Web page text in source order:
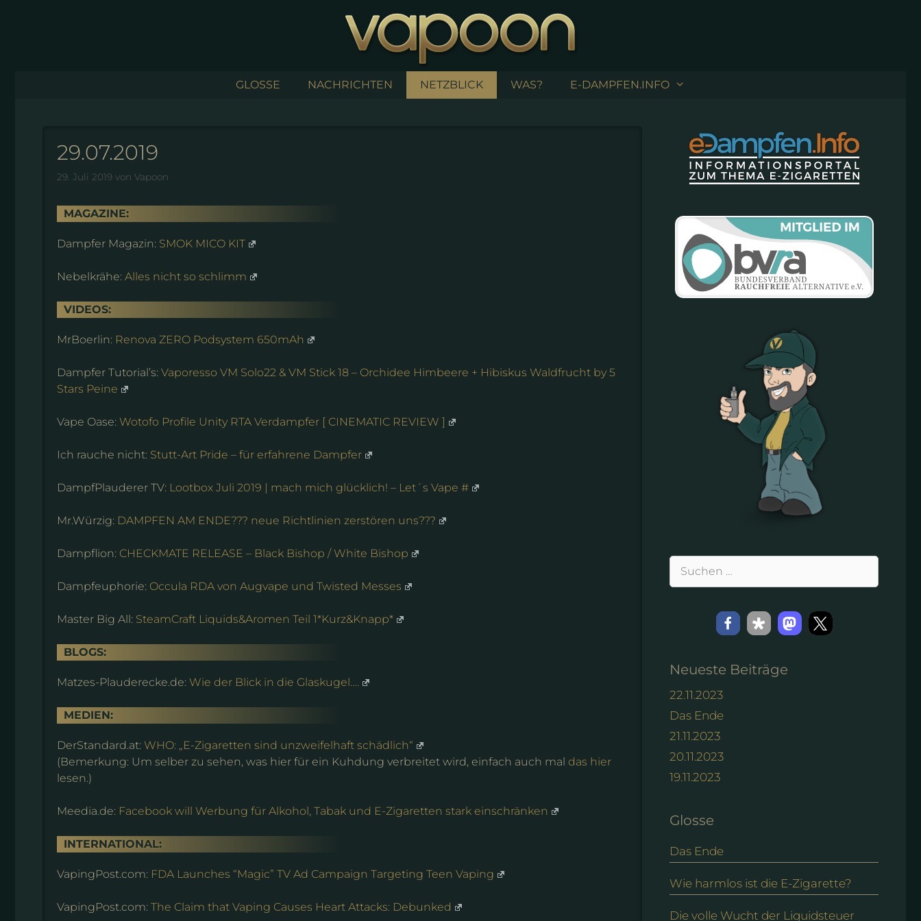
GLOSSE NACHRICHTEN NETZBLICK WAS? E-DAMPFEN.INFO
29.07.2019
29. Juli 2019 von Vapoon
MAGAZINE:
Dampfer Magazin: SMOK MICO KIT
Nebelkrähe: Alles nicht so schlimm
VIDEOS:
MrBoerlin: Renova ZERO Podsystem 650mAh
Dampfer Tutorial’s: Vaporesso VM Solo22 & VM Stick 18 – Orchidee Himbeere + Hibiskus Waldfrucht by 5
Stars Peine
Vape Oase: Wotofo Profile Unity RTA Verdampfer [ CINEMATIC REVIEW ]
Ich rauche nicht: Stutt-Art Pride – für erfahrene Dampfer
DampfPlauderer TV: Lootbox Juli 2019 | mach mich glücklich! – Let´s Vape #
Mr.Würzig: DAMPFEN AM ENDE??? neue Richtlinien zerstören uns???
Dampflion: CHECKMATE RELEASE – Black Bishop / White Bishop
Dampfeuphorie: Occula RDA von Augvape und Twisted Messes
Master Big All: SteamCraft Liquids&Aromen Teil 1*Kurz&Knapp*
BLOGS:
Matzes-Plauderecke.de: Wie der Blick in die Glaskugel….
MEDIEN:
DerStandard.at: WHO: „E-Zigaretten sind unzweifelhaft schädlich“
(Bemerkung: Um selber zu sehen, was hier für ein Kuhdung verbreitet wird, einfach auch mal das hier
lesen.)
Meedia.de: Facebook will Werbung für Alkohol, Tabak und E-Zigaretten stark einschränken
INTERNATIONAL:
VapingPost.com: FDA Launches “Magic” TV Ad Campaign Targeting Teen Vaping
VapingPost.com: The Claim that Vaping Causes Heart Attacks: Debunked
Suchen
Neueste Beiträge
22.11.2023
Das Ende
21.11.2023
20.11.2023
19.11.2023
Glosse
Das Ende
Wie harmlos ist die E-Zigarette?
Die volle Wucht der Liquidsteuer